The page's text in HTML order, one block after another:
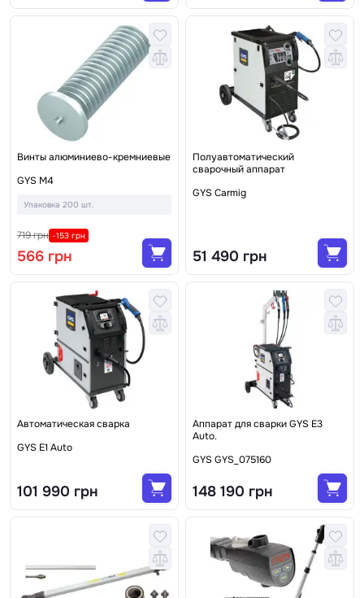
Винты алюминиево-кремниевые
GYS M4
Упаковка 200 шт.
719 грн -153 грн
566 грн
Полуавтоматический
сварочный аппарат
GYS Carmig
51 490 грн
Автоматическая сварка
GYS E1 Auto
101 990 грн
Аппарат для сварки GYS E3
Auto.
GYS GYS_075160
148 190 грн